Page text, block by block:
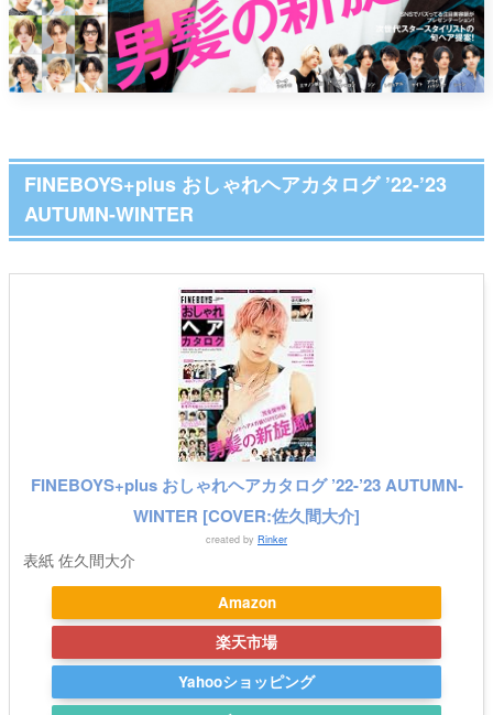
FINEBOYS+plus おしゃれヘアカタログ ’22-’23
AUTUMN-WINTER
FINEBOYS+plus おしゃれヘアカタログ ’22-’23 AUTUMN-
WINTER [COVER:佐久間大介]
created by Rinker
表紙 佐久間大介
Amazon
楽天市場
Yahooショッピング